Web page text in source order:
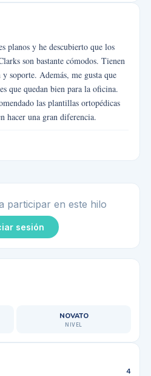
planos y he descubierto que los
son bastante cómodos. Tienen
soporte. Además, me gusta que
que quedan bien para la oficina.
las plantillas ortopédicas
hacer una gran diferencia.
participar en este hilo
sesión
NOVATO
NIVEL
4